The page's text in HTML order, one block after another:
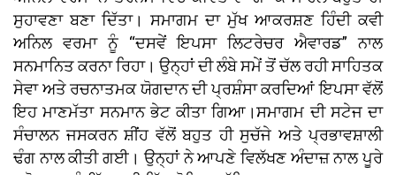
ਸੁਹਾਵਣਾ ਬਣਾ ਦਿੱਤਾ। ਸਮਾਗਮ ਦਾ ਮੁੱਖ ਆਕਰਸ਼ਣ ਹਿੰਦੀ ਕਵੀ
ਅਨਿਲ ਵਰਮਾ ਨੂੰ “ਦਸਵੇਂ ਇਪਸਾ ਲਿਟਰੇਚਰ ਐਵਾਰਡ” ਨਾਲ
ਸਨਮਾਨਿਤ ਕਰਨਾ ਰਿਹਾ। ਉਨ੍ਹਾਂ ਦੀ ਲੰਬੇ ਸਮੇਂ ਤੋਂ ਚੱਲ ਰਹੀ ਸਾਹਿਤਕ
ਸੇਵਾ ਅਤੇ ਰਚਨਾਤਮਕ ਯੋਗਦਾਨ ਦੀ ਪ੍ਰਸ਼ੰਸਾ ਕਰਦਿਆਂ ਇਪਸਾ ਵੱਲੋਂ
ਇਹ ਮਾਣਮੱਤਾ ਸਨਮਾਨ ਭੇਟ ਕੀਤਾ ਗਿਆ।ਸਮਾਗਮ ਦੀ ਸਟੇਜ ਦਾ
ਸੰਚਾਲਨ ਜਸਕਰਨ ਸ਼ੀਂਹ ਵੱਲੋਂ ਬਹੁਤ ਹੀ ਸੁਚੱਜੇ ਅਤੇ ਪ੍ਰਭਾਵਸ਼ਾਲੀ
ਢੰਗ ਨਾਲ ਕੀਤੀ ਗਈ। ਉਨ੍ਹਾਂ ਨੇ ਆਪਣੇ ਵਿਲੱਖਣ ਅੰਦਾਜ਼ ਨਾਲ ਪੂਰੇ